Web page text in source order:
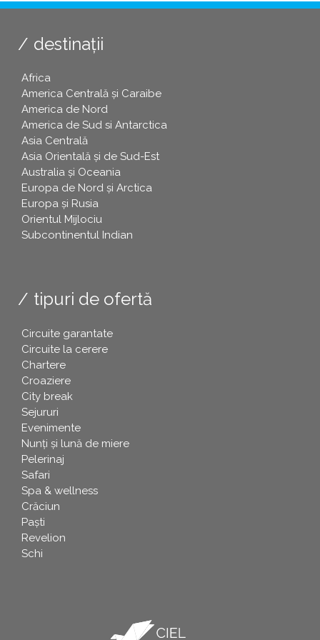
destinații
Africa
America Centrală și Caraibe
America de Nord
America de Sud si Antarctica
Asia Centrală
Asia Orientală și de Sud-Est
Australia și Oceania
Europa de Nord și Arctica
Europa și Rusia
Orientul Mijlociu
Subcontinentul Indian
tipuri de ofertă
Circuite garantate
Circuite la cerere
Chartere
Croaziere
City break
Sejururi
Evenimente
Nunți și lună de miere
Pelerinaj
Safari
Spa & wellness
Crăciun
Paşti
Revelion
Schi